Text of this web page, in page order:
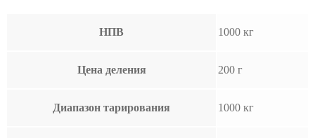
НПВ 1000 кг
Цена деления 200 г
Диапазон тарирования 1000 кг